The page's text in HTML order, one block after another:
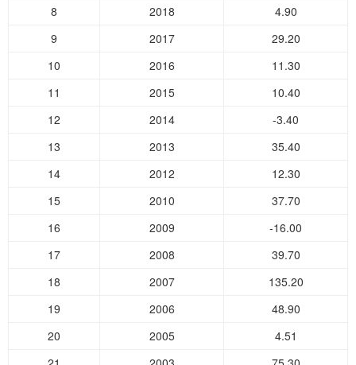
8
2018
4.90
9
2017
29.20
10
2016
11.30
11
2015
10.40
12
2014
-3.40
13
2013
35.40
14
2012
12.30
15
2010
37.70
16
2009
-16.00
17
2008
39.70
18
2007
135.20
19
2006
48.90
20
2005
4.51